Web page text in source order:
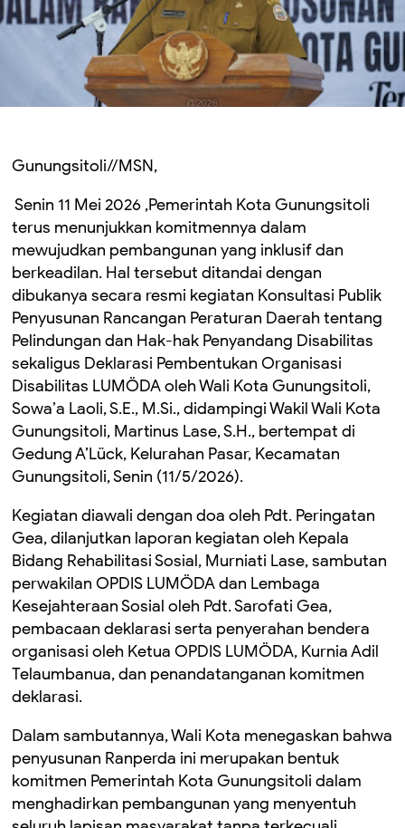
Gunungsitoli//MSN,
Senin 11 Mei 2026 ,Pemerintah Kota Gunungsitoli
terus menunjukkan komitmennya dalam
mewujudkan pembangunan yang inklusif dan
berkeadilan. Hal tersebut ditandai dengan
dibukanya secara resmi kegiatan Konsultasi Publik
Penyusunan Rancangan Peraturan Daerah tentang
Pelindungan dan Hak-hak Penyandang Disabilitas
sekaligus Deklarasi Pembentukan Organisasi
Disabilitas LUMÖDA oleh Wali Kota Gunungsitoli,
Sowa’a Laoli, S.E., M.Si., didampingi Wakil Wali Kota
Gunungsitoli, Martinus Lase, S.H., bertempat di
Gedung A’Lück, Kelurahan Pasar, Kecamatan
Gunungsitoli, Senin (11/5/2026).
Kegiatan diawali dengan doa oleh Pdt. Peringatan
Gea, dilanjutkan laporan kegiatan oleh Kepala
Bidang Rehabilitasi Sosial, Murniati Lase, sambutan
perwakilan OPDIS LUMÖDA dan Lembaga
Kesejahteraan Sosial oleh Pdt. Sarofati Gea,
pembacaan deklarasi serta penyerahan bendera
organisasi oleh Ketua OPDIS LUMÖDA, Kurnia Adil
Telaumbanua, dan penandatanganan komitmen
deklarasi.
Dalam sambutannya, Wali Kota menegaskan bahwa
penyusunan Ranperda ini merupakan bentuk
komitmen Pemerintah Kota Gunungsitoli dalam
menghadirkan pembangunan yang menyentuh